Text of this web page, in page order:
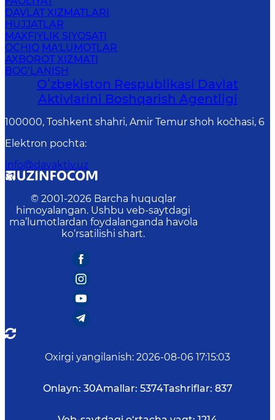
DAVLAT XIZMATLARI
HUJJATLAR
MAXFIYLIK SIYOSATI
OCHIQ MA'LUMOTLAR
AXBOROT XIZMATI
BOG‘LANISH
Oʻzbekiston Respublikasi Davlat
Aktivlarini Boshqarish Agentligi
100000, Toshkent shahri, Amir Temur shoh ko`chasi, 6
Elektron pochta:
info@davaktiv.uz
© 2001-2026 Barcha huquqlar
himoyalangan. Ushbu veb-saytdagi
ma’lumotlardan foydalanganda havola
ko‘rsatilishi shart.
Oxirgi yangilanish: 2026-08-06 17:15:03
Onlayn: 30Amallar: 5374Tashriflar: 837